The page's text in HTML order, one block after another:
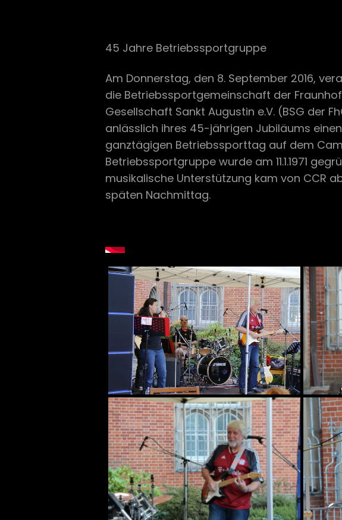
45 Jahre Betriebssportgruppe
Am Donnerstag, den 8. September 2016,
die Betriebssportgemeinschaft der
Gesellschaft Sankt Augustin e.V. (BSG der
anlässlich ihres 45-jährigen Jubiläums einen
ganztägigen Betriebssporttag auf dem
Betriebssportgruppe wurde am 11.1.1971
musikalische Unterstützung kam von CCR
späten Nachmittag.